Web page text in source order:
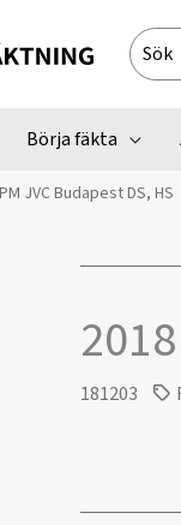
Search
for:
Börja fäkta
JVC Budapest DS, HS
181203